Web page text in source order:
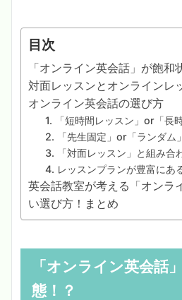
目次
「オンライン英会話」が飽和
対面レッスンとオンラインレ
オンライン英会話の選び方
1. 「短時間レッスン」or「長
2. 「先生固定」or「ランダム」
3. 「対面レッスン」と組み合
4. レッスンプランが豊富にあ
英会話教室が考える「オンラ
い選び方！まとめ
「オンライン英会話
態！？